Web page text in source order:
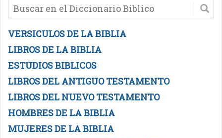
VERSICULOS DE LA BIBLIA
LIBROS DE LA BIBLIA
ESTUDIOS BIBLICOS
LIBROS DEL ANTIGUO TESTAMENTO
LIBROS DEL NUEVO TESTAMENTO
HOMBRES DE LA BIBLIA
MUJERES DE LA BIBLIA